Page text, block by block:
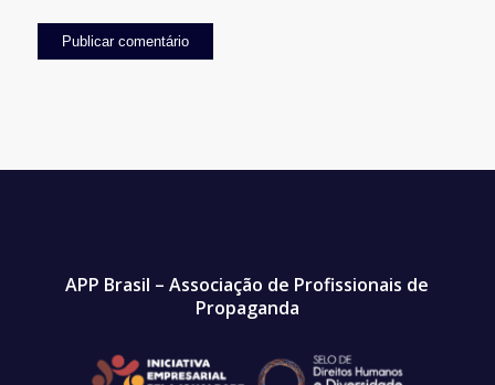
APP Brasil – Associação de Profissionais de
Propaganda